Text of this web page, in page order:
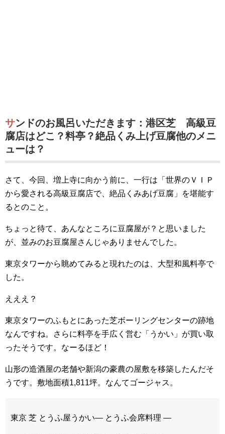
サンドのお風呂いただきます：港区芝 高級豆
腐店はどこ？料亭？絶品くみ上げ豆腐他のメニ
ューは？
さて、今回、増上寺に向かう前に、一行は「世界のＶＩＰ
から愛される高級豆腐店で、絶品くみあげ豆腐」を堪能す
るとのこと。
ちょっと待て、あんなところに豆腐屋が？と思いました
が、並みのお豆腐屋さんじゃありませんでした。
東京タワーから眺めてみると現れたのは、大型和風料亭で
した。
えええ？
東京タワーのふもとにあった芝ボーリングセンターの跡地
なんですね。さらに料亭を手広く営む「うかい」が買い取
ったそうです。なーるほど！
山形の造酒屋の老舗や新潟の豪農の屋敷を移築したんだそ
うです。敷地面積1,811坪。なんてゴージャス。
東京 芝 とうふ屋うかい― とうふ会席料理 ―